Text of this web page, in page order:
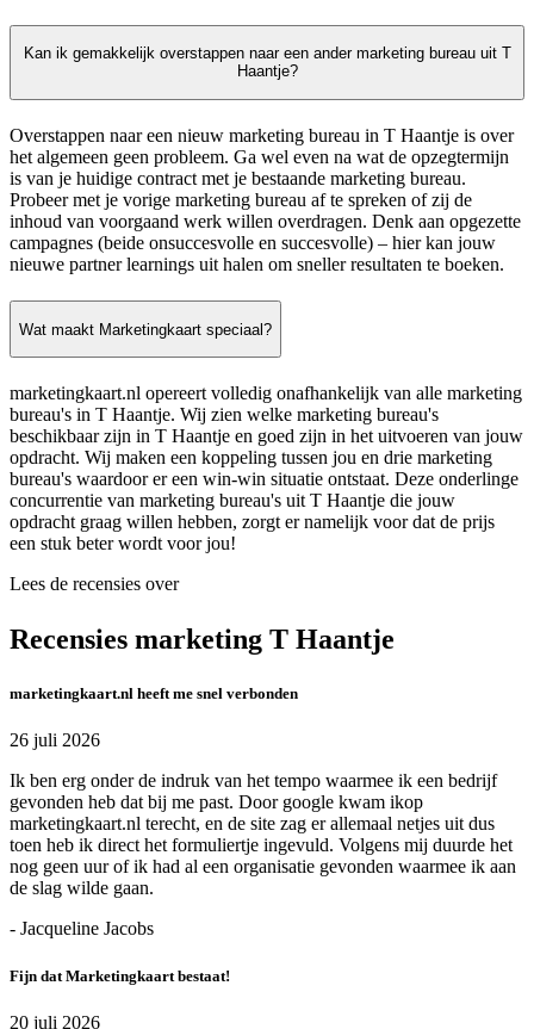
Kan ik gemakkelijk overstappen naar een ander marketing bureau uit T
Haantje?
Overstappen naar een nieuw marketing bureau in T Haantje is over
het algemeen geen probleem. Ga wel even na wat de opzegtermijn
is van je huidige contract met je bestaande marketing bureau.
Probeer met je vorige marketing bureau af te spreken of zij de
inhoud van voorgaand werk willen overdragen. Denk aan opgezette
campagnes (beide onsuccesvolle en succesvolle) – hier kan jouw
nieuwe partner learnings uit halen om sneller resultaten te boeken.
Wat maakt Marketingkaart speciaal?
marketingkaart.nl opereert volledig onafhankelijk van alle marketing
bureau's in T Haantje. Wij zien welke marketing bureau's
beschikbaar zijn in T Haantje en goed zijn in het uitvoeren van jouw
opdracht. Wij maken een koppeling tussen jou en drie marketing
bureau's waardoor er een win-win situatie ontstaat. Deze onderlinge
concurrentie van marketing bureau's uit T Haantje die jouw
opdracht graag willen hebben, zorgt er namelijk voor dat de prijs
een stuk beter wordt voor jou!
Lees de recensies over
Recensies marketing T Haantje
marketingkaart.nl heeft me snel verbonden
26 juli 2026
Ik ben erg onder de indruk van het tempo waarmee ik een bedrijf
gevonden heb dat bij me past. Door google kwam ikop
marketingkaart.nl terecht, en de site zag er allemaal netjes uit dus
toen heb ik direct het formuliertje ingevuld. Volgens mij duurde het
nog geen uur of ik had al een organisatie gevonden waarmee ik aan
de slag wilde gaan.
- Jacqueline Jacobs
Fijn dat Marketingkaart bestaat!
20 juli 2026